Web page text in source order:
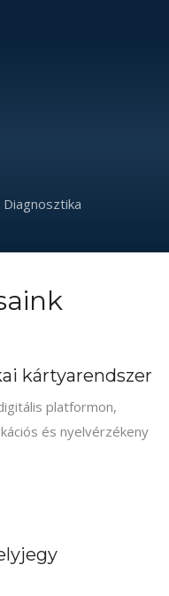
kártyarendszer
platformon,
és nyelvérzékeny